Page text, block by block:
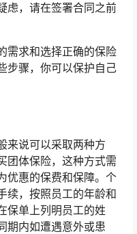
虑，请在签署合同之前
需求和选择正确的保险
步骤，你可以保护自己
来说可以采取两种方
团体保险，这种方式需
优惠的保费和保障。个
续，按照员工的年龄和
保单上列明员工的姓
期内如遭遇意外或患